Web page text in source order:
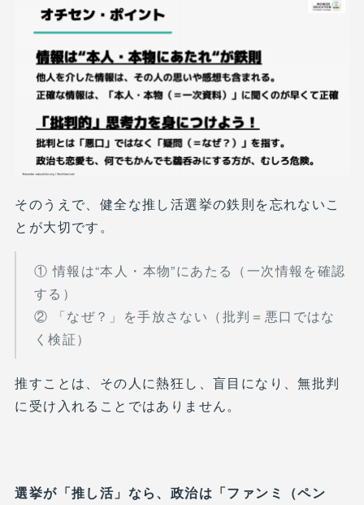
そのうえで、健全な推し活選挙の鉄則を忘れないこ
とが大切です。
① 情報は“本人・本物”にあたる（一次情報を確認
する）
② 「なぜ？」を手放さない（批判＝悪口ではな
く検証）
推すことは、その人に熱狂し、盲目になり、無批判
に受け入れることではありません。
選挙が「推し活」なら、政治は「ファンミ（ペン